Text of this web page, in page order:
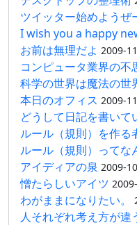
ツイッター始めようぜ
I wish you a happy
お前は無理だよ 2009-
コンピュータ業界の不
科学の世界は魔法の世
本日のオフィス 2009-
どうして日記を書いて
ルール（規則）を作る
ルール（規則）ってな
アイディアの泉 2009-
憎たらしいアイツ
わがままになりたい。
人それぞれ考え方が違